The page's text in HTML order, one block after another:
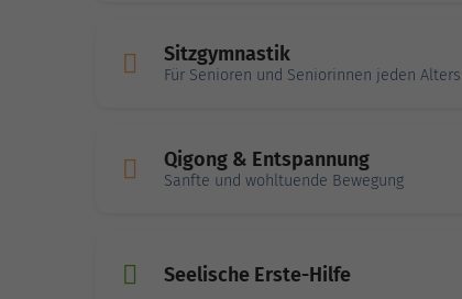
Sitzgymnastik
Für Senioren und Seniorinnen jeden Alters
Qigong & Entspannung
Sanfte und wohltuende Bewegung
Seelische Erste-Hilfe